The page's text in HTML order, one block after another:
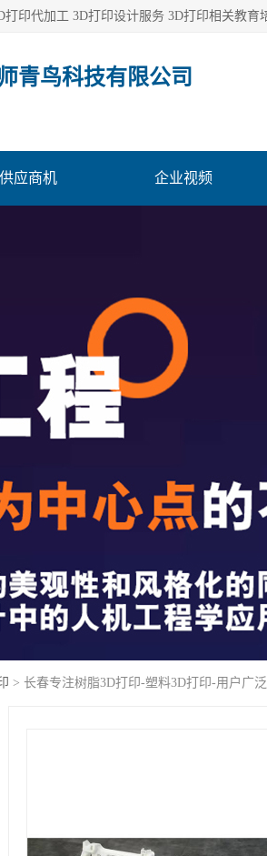
青鸟科技有限公司
供应商机 企业视频
> 长春专注树脂3D打印-塑料3D打印-用户广泛